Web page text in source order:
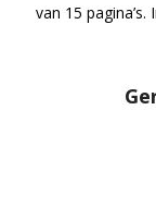
van 15